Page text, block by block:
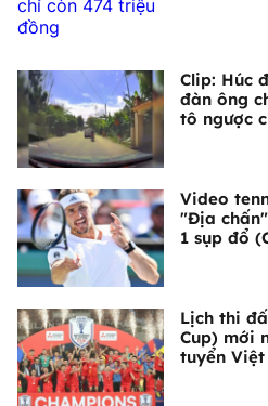
Clip: Húc
đàn ông
tô ngược
Video
"Địa
1 sụp đổ
Lịch thi
Cup) mới
tuyển